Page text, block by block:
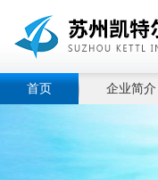
首页 企业简介